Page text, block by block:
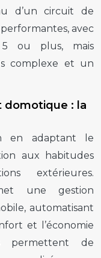
d’un circuit de
avec
ou plus, mais
complexe et un
domotique : la
en adaptant le
aux habitudes
extérieures.
une gestion
automatisant
et l’économie
permettent de